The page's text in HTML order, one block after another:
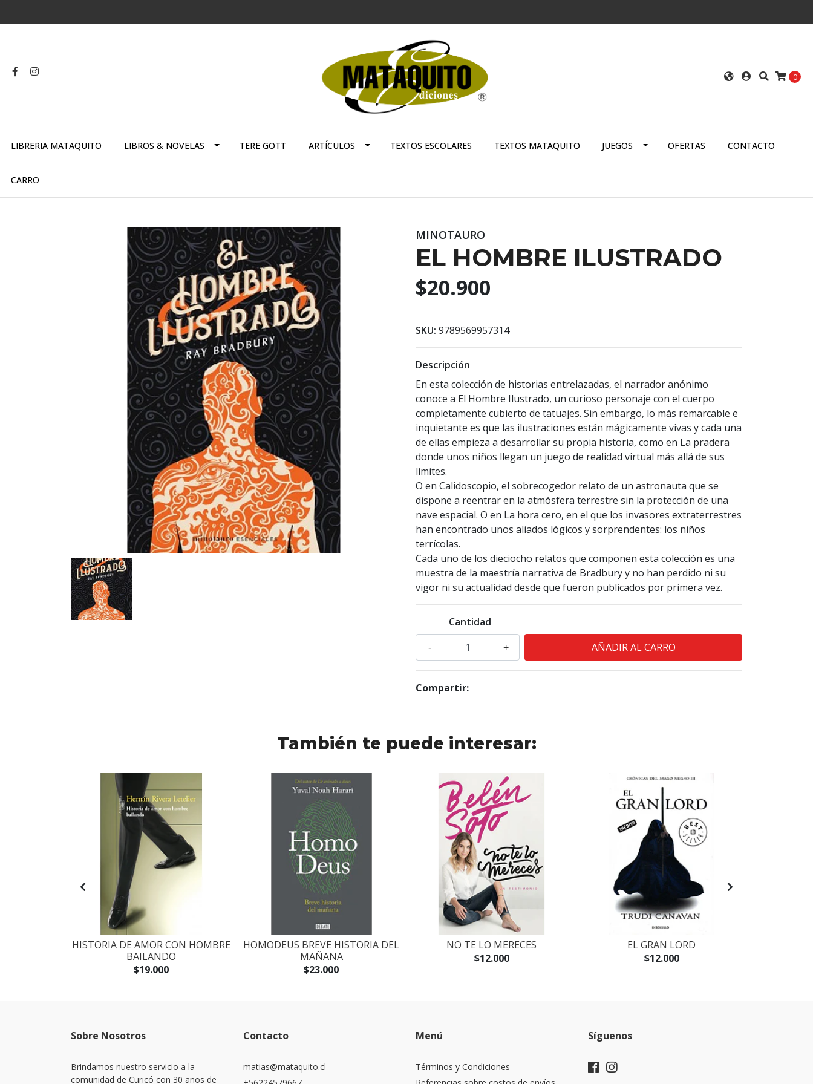
0
LIBRERIA MATAQUITO LIBROS & NOVELAS TERE GOTT ARTÍCULOS TEXTOS ESCOLARES TEXTOS MATAQUITO JUEGOS OFERTAS CONTACTO
CARRO
MINOTAURO
EL HOMBRE ILUSTRADO
$20.900
SKU: 9789569957314
Descripción
En esta colección de historias entrelazadas, el narrador anónimo
conoce a El Hombre Ilustrado, un curioso personaje con el cuerpo
completamente cubierto de tatuajes. Sin embargo, lo más remarcable e
inquietante es que las ilustraciones están mágicamente vivas y cada una
de ellas empieza a desarrollar su propia historia, como en La pradera
donde unos niños llegan un juego de realidad virtual más allá de sus
límites.
O en Calidoscopio, el sobrecogedor relato de un astronauta que se
dispone a reentrar en la atmósfera terrestre sin la protección de una
nave espacial. O en La hora cero, en el que los invasores extraterrestres
han encontrado unos aliados lógicos y sorprendentes: los niños
terrícolas.
Cada uno de los dieciocho relatos que componen esta colección es una
muestra de la maestría narrativa de Bradbury y no han perdido ni su
vigor ni su actualidad desde que fueron publicados por primera vez.
Cantidad
+
-
Compartir:
También te puede interesar:
HISTORIA DE AMOR CON HOMBRE
BAILANDO
$19.000
HOMODEUS BREVE HISTORIA DEL
MAÑANA
$23.000
NO TE LO MERECES
$12.000
EL GRAN LORD
$12.000
Sobre Nosotros
Brindamos nuestro servicio a la
comunidad de Curicó con 30 años de
Contacto
matias@mataquito.cl
Menú
Términos y Condiciones
Síguenos